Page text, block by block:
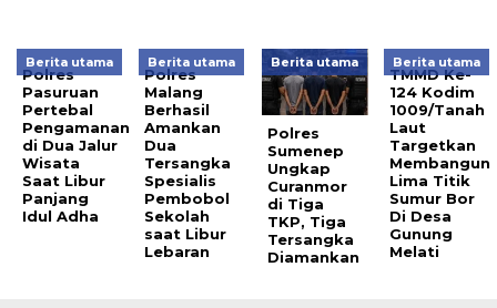
Berita utama
Polres
Pasuruan
Pertebal
Pengamanan
di Dua Jalur
Wisata
Saat Libur
Panjang
Idul Adha
Berita utama
Polres
Malang
Berhasil
Amankan
Dua
Tersangka
Spesialis
Pembobol
Sekolah
saat Libur
Lebaran
Berita utama
Polres
Sumenep
Ungkap
Curanmor
di Tiga
TKP, Tiga
Tersangka
Diamankan
Berita utama
TMMD Ke-
124 Kodim
1009/Tanah
Laut
Targetkan
Membangun
Lima Titik
Sumur Bor
Di Desa
Gunung
Melati